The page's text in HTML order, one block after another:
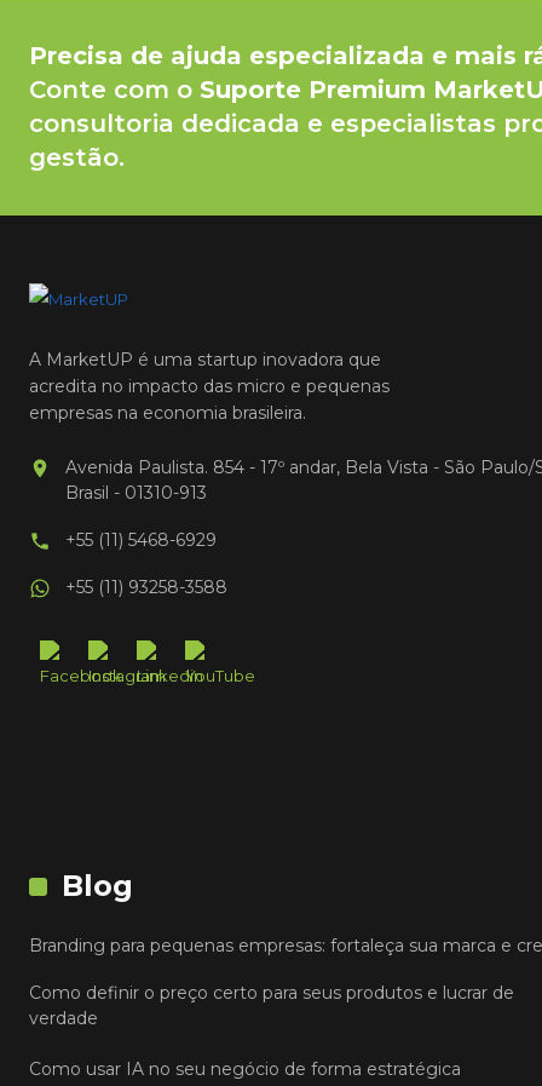
Precisa de ajuda especializada e mais
Conte com o Suporte Premium
consultoria dedicada e especialistas
gestão.
A MarketUP é uma startup inovadora que
acredita no impacto das micro e pequenas
empresas na economia brasileira.
Avenida Paulista. 854 - 17º andar, Bela Vista - São Paulo/
Brasil - 01310-913
+55 (11) 5468-6929
+55 (11) 93258-3588
Blog
Branding para pequenas empresas: fortaleça sua marca e
Como definir o preço certo para seus produtos e lucrar de
verdade
Como usar IA no seu negócio de forma estratégica